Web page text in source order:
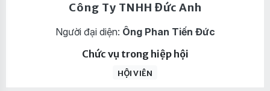
Công Ty TNHH Đức Anh
Người đại diện: Ông Phan Tiến Đức
Chức vụ trong hiệp hội
HỘI VIÊN